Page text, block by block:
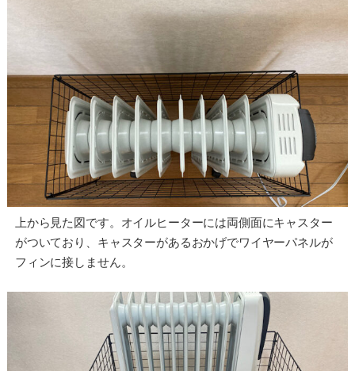
上から見た図です。オイルヒーターには両側面にキャスター
がついており、キャスターがあるおかげでワイヤーパネルが
フィンに接しません。